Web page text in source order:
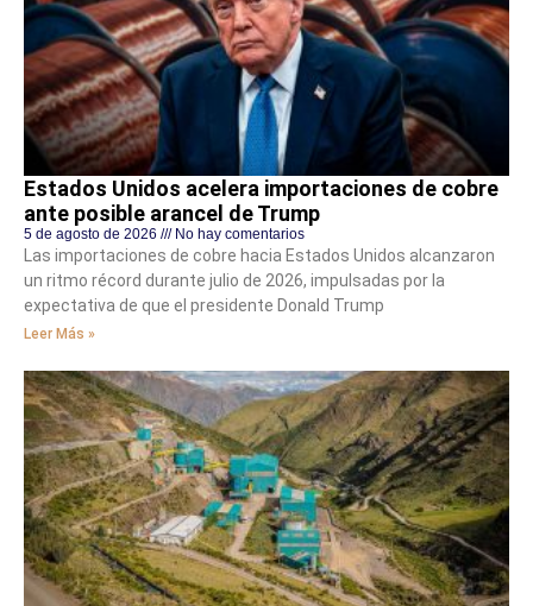
Estados Unidos acelera importaciones de cobre
ante posible arancel de Trump
5 de agosto de 2026 No hay comentarios
Las importaciones de cobre hacia Estados Unidos alcanzaron
un ritmo récord durante julio de 2026, impulsadas por la
expectativa de que el presidente Donald Trump
Leer Más »